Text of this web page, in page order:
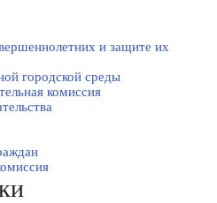
и защите их
городской среды
комиссия